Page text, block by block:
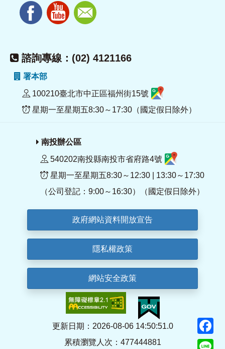
諮詢專線：(02) 4121166
署本部
100210臺北市中正區福州街15號
星期一至星期五8:30～17:30（國定假日除外）
南投辦公區
540202南投縣南投市省府路4號
星期一至星期五8:30～12:30 | 13:30～17:30
（公司登記：9:00～16:30）（國定假日除外）
政府網站資料開放宣告
隱私權政策
網站安全政策
更新日期：2026-08-06 14:50:51.0
累積瀏覽人次：477444881